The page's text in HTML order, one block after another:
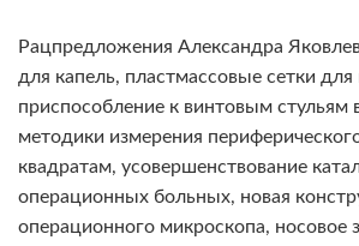
Рацпредложения Александра
для капель, пластмассовые сетки для
приспособление к винтовым стульям
методики измерения
квадратам, усовершенствование
операционных больных, новая
операционного микроскопа, носовое